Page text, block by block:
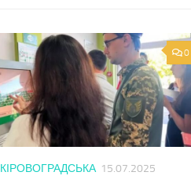
0
КІРОВОГРАДСЬКА 15.07.2025